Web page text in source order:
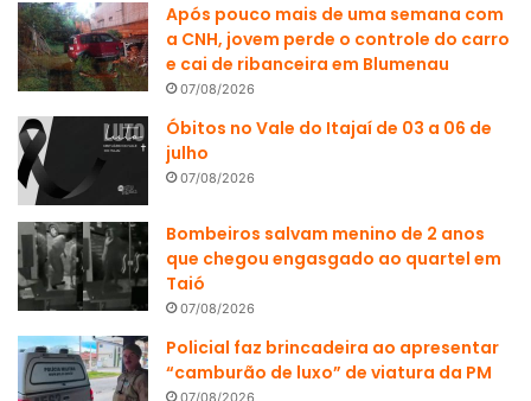
Após pouco mais de uma semana com
a CNH, jovem perde o controle do carro
e cai de ribanceira em Blumenau
07/08/2026
Óbitos no Vale do Itajaí de 03 a 06 de
julho
07/08/2026
Bombeiros salvam menino de 2 anos
que chegou engasgado ao quartel em
Taió
07/08/2026
Policial faz brincadeira ao apresentar
“camburão de luxo” de viatura da PM
07/08/2026